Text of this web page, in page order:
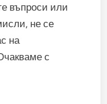
въпроси или
не се
на
с